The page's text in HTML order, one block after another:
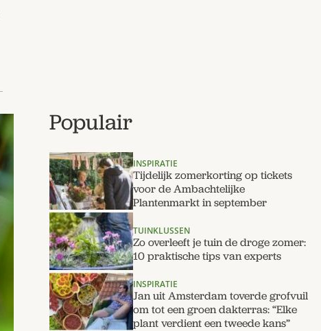
Populair
INSPIRATIE
Tijdelijk zomerkorting op tickets
voor de Ambachtelijke
Plantenmarkt in september
TUINKLUSSEN
Zo overleeft je tuin de droge zomer:
10 praktische tips van experts
INSPIRATIE
Jan uit Amsterdam toverde grofvuil
om tot een groen dakterras: “Elke
plant verdient een tweede kans”